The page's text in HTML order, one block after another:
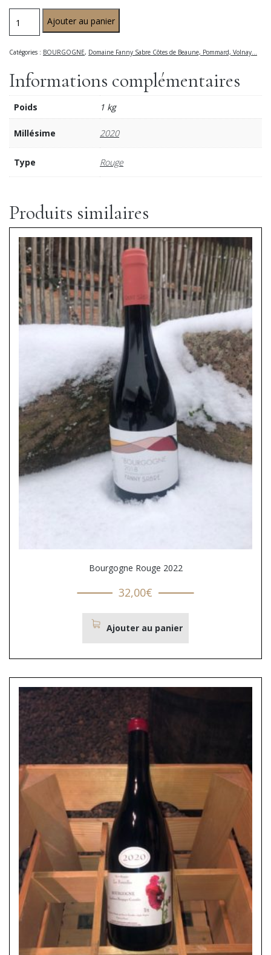
Ajouter au panier
Catégories : BOURGOGNE, Domaine Fanny Sabre Côtes de Beaune, Pommard, Volnay...
Informations complémentaires
Poids 1 kg
Millésime 2020
Type Rouge
Produits similaires
Bourgogne Rouge 2022
32,00€
Ajouter au panier